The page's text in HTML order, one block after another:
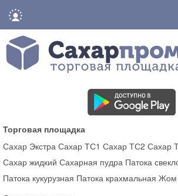
Торговая площадка
Сахар Экстра Сахар ТС1 Сахар ТС2 Сахар
Сахар жидкий Сахарная пудра Патока
Патока кукурузная Патока крахмальная Жом